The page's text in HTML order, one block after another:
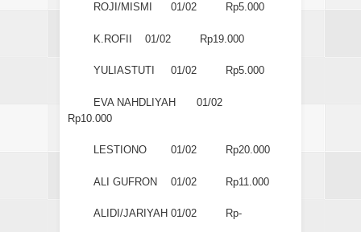
ROJI/MISMI 01/02 Rp5.000
K.ROFII 01/02 Rp19.000
YULIASTUTI 01/02 Rp5.000
EVA NAHDLIYAH
01/02
Rp10.000
LESTIONO 01/02 Rp20.000
ALI GUFRON 01/02 Rp11.000
ALIDI/JARIYAH 01/02 Rp-